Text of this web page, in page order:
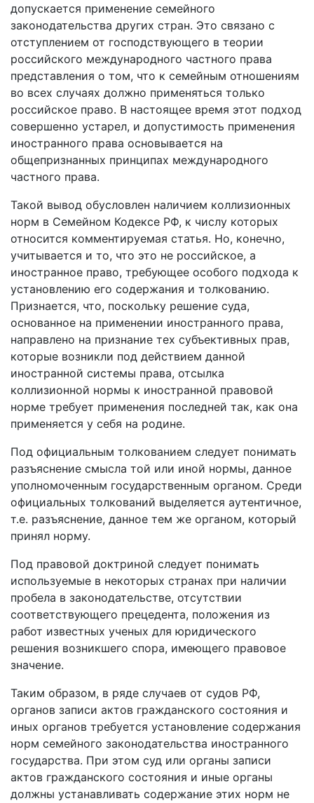
допускается применение семейного
законодательства других стран. Это связано с
отступлением от господствующего в теории
российского международного частного права
представления о том, что к семейным отношениям
во всех случаях должно применяться только
российское право. В настоящее время этот подход
совершенно устарел, и допустимость применения
иностранного права основывается на
общепризнанных принципах международного
частного права.
Такой вывод обусловлен наличием коллизионных
норм в Семейном Кодексе РФ, к числу которых
относится комментируемая статья. Но, конечно,
учитывается и то, что это не российское, а
иностранное право, требующее особого подхода к
установлению его содержания и толкованию.
Признается, что, поскольку решение суда,
основанное на применении иностранного права,
направлено на признание тех субъективных прав,
которые возникли под действием данной
иностранной системы права, отсылка
коллизионной нормы к иностранной правовой
норме требует применения последней так, как она
применяется у себя на родине.
Под официальным толкованием следует понимать
разъяснение смысла той или иной нормы, данное
уполномоченным государственным органом. Среди
официальных толкований выделяется аутентичное,
т.е. разъяснение, данное тем же органом, который
принял норму.
Под правовой доктриной следует понимать
используемые в некоторых странах при наличии
пробела в законодательстве, отсутствии
соответствующего прецедента, положения из
работ известных ученых для юридического
решения возникшего спора, имеющего правовое
значение.
Таким образом, в ряде случаев от судов РФ,
органов записи актов гражданского состояния и
иных органов требуется установление содержания
норм семейного законодательства иностранного
государства. При этом суд или органы записи
актов гражданского состояния и иные органы
должны устанавливать содержание этих норм не